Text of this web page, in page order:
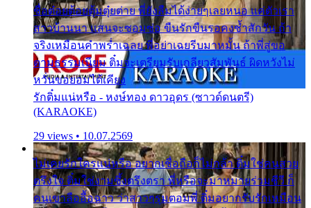
ชื่อต๋อยต้อยตุ้มตุ๋ยต่าย พี่ยังลืมได้ง่ายๆเลยหนอ แค่ตัวเรา
สาวบ้านนา แสนจะซอมซ่อ ขืนรักขืนรอคงช้ำสักวัน ถ้า
จริงเหมือนคำพร่ำเฉลย พี่อย่าเฉยรีบมาหมั้น ถ้าพี่สู่ขอ
ตามธรรมเนียม ติ๋มจะเตรียมรับเกลียวสัมพันธ์ ผิดหวังไม่
หวั่นขอยอมได้เคียง
รักติ๋มแน่หรือ - หงษ์ทอง ดาวอุดร (ซาวด์ดนตรี)
(KARAOKE)
29 views • 10.07.2569
ไม่เคยรักใครแน่หรือ อยากเชื่อถือก็ไม่กล้า ติ๋มใช่คนสวย
ตรึงใจ ติ๋มใช่งามซึ้งตรึงตรา พี่หรือจะมาหมายร่วมชีวี ก็
คนเขาลืออื้อฉาว ว่าสาวๆรุมตอมพี่ ติ๋มอยากรับรักเหมือน